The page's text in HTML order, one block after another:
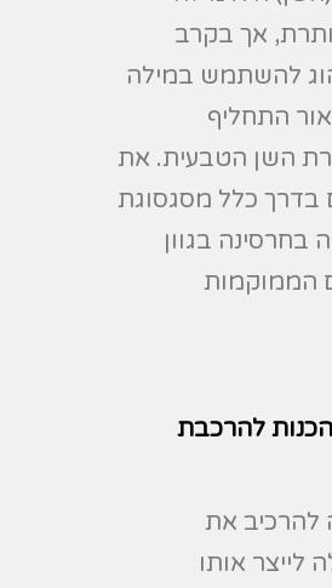
אך בקרב
להשתמש במילה
התחליף
השן הטבעית. את
בדרך כלל מסגסוגת
בגוון
הממוקמות
להרכבת
להרכיב את
לייצר אותו